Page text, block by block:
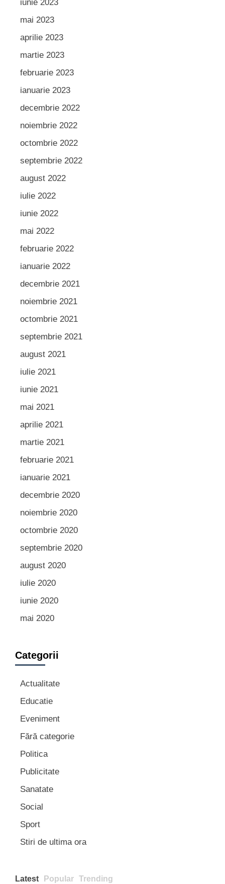
iunie 2023
mai 2023
aprilie 2023
martie 2023
februarie 2023
ianuarie 2023
decembrie 2022
noiembrie 2022
octombrie 2022
septembrie 2022
august 2022
iulie 2022
iunie 2022
mai 2022
februarie 2022
ianuarie 2022
decembrie 2021
noiembrie 2021
octombrie 2021
septembrie 2021
august 2021
iulie 2021
iunie 2021
mai 2021
aprilie 2021
martie 2021
februarie 2021
ianuarie 2021
decembrie 2020
noiembrie 2020
octombrie 2020
septembrie 2020
august 2020
iulie 2020
iunie 2020
mai 2020
Categorii
Actualitate
Educatie
Eveniment
Fără categorie
Politica
Publicitate
Sanatate
Social
Sport
Stiri de ultima ora
Latest Popular Trending